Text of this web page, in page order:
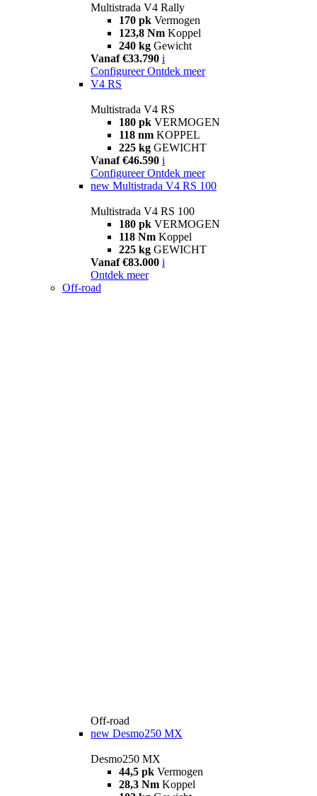
Multistrada V4 Rally
170 pk Vermogen
123,8 Nm Koppel
240 kg Gewicht
Vanaf €33.790 i
Configureer Ontdek meer
V4 RS
Multistrada V4 RS
180 pk VERMOGEN
118 nm KOPPEL
225 kg GEWICHT
Vanaf €46.590 i
Configureer Ontdek meer
new Multistrada V4 RS 100
Multistrada V4 RS 100
180 pk VERMOGEN
118 Nm Koppel
225 kg GEWICHT
Vanaf €83.000 i
Ontdek meer
Off-road
Off-road
new Desmo250 MX
Desmo250 MX
44,5 pk Vermogen
28,3 Nm Koppel